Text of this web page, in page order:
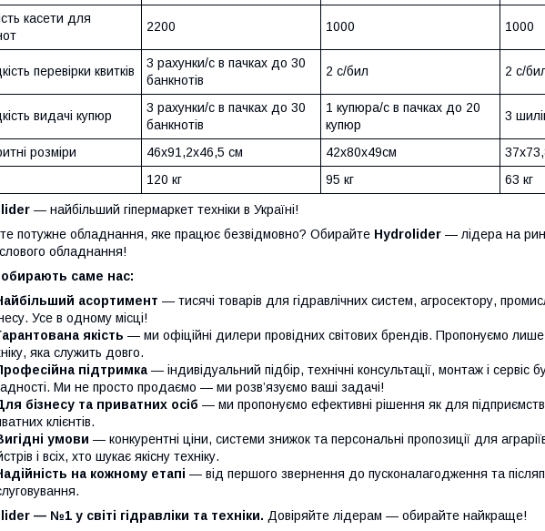
касети для
2200 1000 1000
перевірки квитків
3 рахунки/с в пачках до 30
банкнотів
2 с/бил 2 с/
видачі купюр
3 рахунки/с в пачках до 30
банкнотів
1 купюра/с в пачках до 20
купюр
3
розміри 46x91,2х46,5 см 42x80x49см
120 кг 95 кг 63 кг
— найбільший гіпермаркет техніки в Україні!
потужне обладнання, яке працює безвідмовно? Обирайте Hydrolider — лідера на
обладнання!
саме нас:
асортимент — тисячі товарів для гідравлічних систем, агросектору,
Усе в одному місці!
якість — ми офіційні дилери провідних світових брендів. Пропонуємо лише
яка служить довго.
підтримка — індивідуальний підбір, технічні консультації, монтаж і сервіс
Ми не просто продаємо — ми розв’язуємо ваші задачі!
бізнесу та приватних осіб — ми пропонуємо ефективні рішення як для
клієнтів.
умови — конкурентні ціни, системи знижок та персональні пропозиції для
і всіх, хто шукає якісну техніку.
на кожному етапі — від першого звернення до пусконалагодження та
— №1 у світі гідравліки та техніки. Довіряйте лідерам — обирайте найкраще!